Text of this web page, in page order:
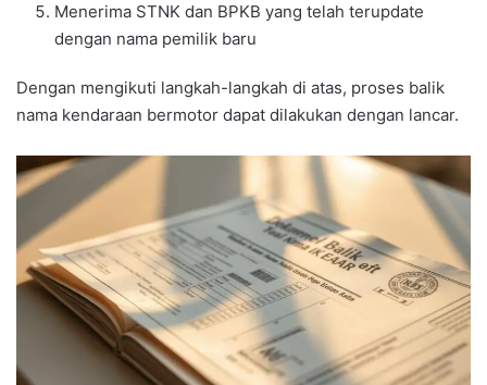
Menerima STNK dan BPKB yang telah terupdate
dengan nama pemilik baru
Dengan mengikuti langkah-langkah di atas, proses balik
nama kendaraan bermotor dapat dilakukan dengan lancar.